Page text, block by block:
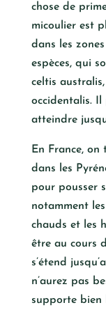
chose de
micoulier est
dans les
espèces, qui
celtis
occidentalis. Il
atteindre
En France,
dans les
pour pousser
notamment
chauds et les
être au cours
s’étend
n’aurez pas
supporte bien